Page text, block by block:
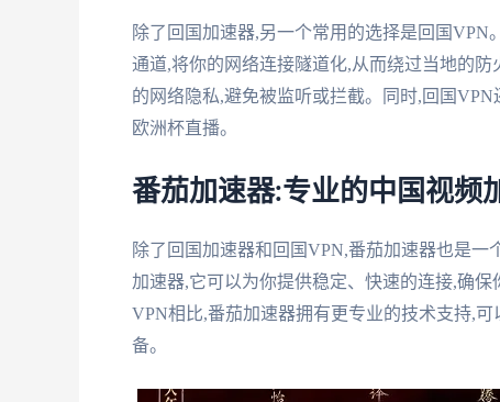
除了回国加速器,另一个常用的选择是回国VPN
通道,将你的网络连接隧道化,从而绕过当地的
的网络隐私,避免被监听或拦截。同时,回国
欧洲杯直播。
番茄加速器:专业的中国视频
除了回国加速器和回国VPN,番茄加速器也是
加速器,它可以为你提供稳定、快速的连接,确
VPN相比,番茄加速器拥有更专业的技术支持,
备。